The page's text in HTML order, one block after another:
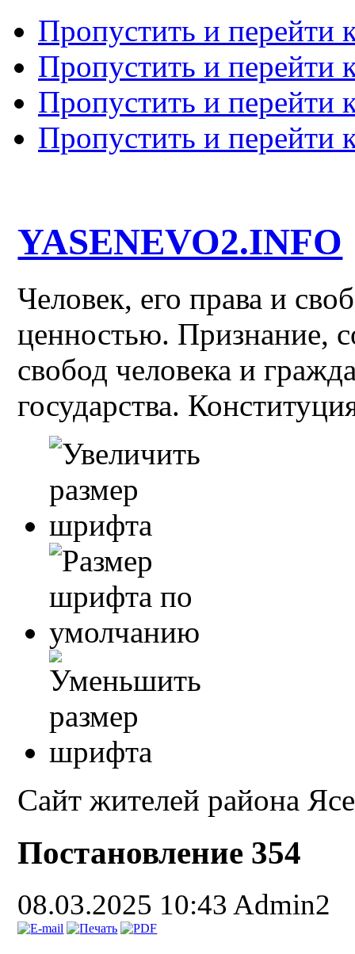
Пропустить и перейти
Пропустить и перейти
Пропустить и перейти
Пропустить и перейти
YASENEVO2.INFO
Человек, его права и
ценностью. Признание,
свобод человека и
государства.
Сайт жителей района
Постановление 354
08.03.2025 10:43 Admin2